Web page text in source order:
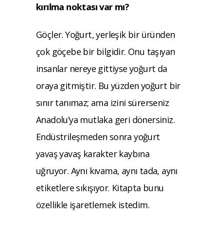
kırılma noktasıvar mı?
Göçler. Yoğurt, yerleşik bir üründen
çok göçebe bir bilgidir. Onu taşıyan
insanlar nereye gittiyse yoğurt da
oraya gitmiştir. Bu yüzden yoğurt bir
sınır tanımaz; ama izini sürerseniz
Anadolu’ya mutlaka geri dönersiniz.
Endüstrileşmeden sonra yoğurt
yavaş yavaş karakter kaybına
uğruyor. Aynı kıvama, aynı tada, aynı
etiketlere sıkışıyor. Kitapta bunu
özellikle işaretlemek istedim.